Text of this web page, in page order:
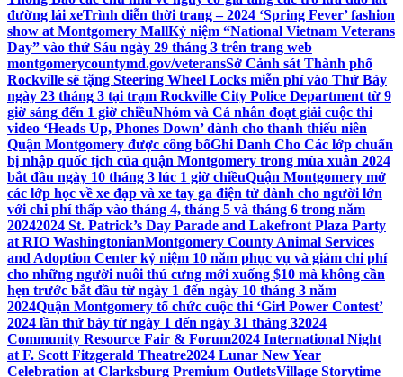
đường lái xeTrình diễn thời trang – 2024 ‘Spring Fever’ fashion
show at Montgomery MallKỷ niệm “National Vietnam Veterans
Day” vào thứ Sáu ngày 29 tháng 3 trên trang web
montgomerycountymd.gov/veteransSở Cảnh sát Thành phố
Rockville sẽ tặng Steering Wheel Locks miễn phí vào Thứ Bảy
ngày 23 tháng 3 tại trạm Rockville City Police Department từ 9
giờ sáng đến 1 giờ chiềuNhóm và Cá nhân đoạt giải cuộc thi
video ‘Heads Up, Phones Down’ dành cho thanh thiếu niên
Quận Montgomery được công bốGhi Danh Cho Các lớp chuẩn
bị nhập quốc tịch của quận Montgomery trong mùa xuân 2024
bắt đầu ngày 10 tháng 3 lúc 1 giờ chiềuQuận Montgomery mở
các lớp học về xe đạp và xe tay ga điện tử dành cho người lớn
với chi phí thấp vào tháng 4, tháng 5 và tháng 6 trong năm
20242024 St. Patrick’s Day Parade and Lakefront Plaza Party
at RIO WashingtonianMontgomery County Animal Services
and Adoption Center kỷ niệm 10 năm phục vụ và giảm chi phí
cho những người nuôi thú cưng mới xuống $10 mà không cần
hẹn trước bắt đầu từ ngày 1 đến ngày 10 tháng 3 năm
2024Quận Montgomery tổ chức cuộc thi ‘Girl Power Contest’
2024 lần thứ bảy từ ngày 1 đến ngày 31 tháng 32024
Community Resource Fair & Forum2024 International Night
at F. Scott Fitzgerald Theatre2024 Lunar New Year
Celebration at Clarksburg Premium OutletsVillage Storytime